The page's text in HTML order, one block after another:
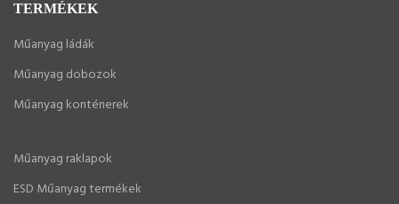
TERMÉKEK
Műanyag ládák
Műanyag dobozok
Műanyag konténerek
Műanyag raklapok
ESD Műanyag termékek